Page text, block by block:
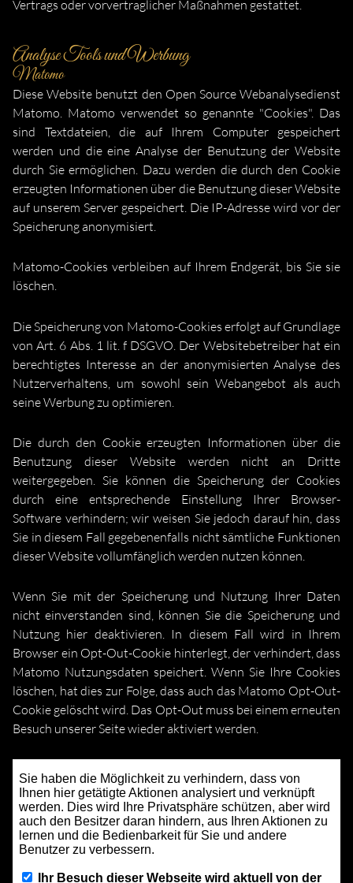
Vertrags oder vorvertraglicher Maßnahmen gestattet.
Analyse Tools und Werbung
Matomo
Diese Website benutzt den Open Source Webanalysedienst
Matomo. Matomo verwendet so genannte "Cookies". Das
sind Textdateien, die auf Ihrem Computer gespeichert
werden und die eine Analyse der Benutzung der Website
durch Sie ermöglichen. Dazu werden die durch den Cookie
erzeugten Informationen über die Benutzung dieser Website
auf unserem Server gespeichert. Die IP-Adresse wird vor der
Speicherung anonymisiert.
Matomo-Cookies verbleiben auf Ihrem Endgerät, bis Sie sie
löschen.
Die Speicherung von Matomo-Cookies erfolgt auf Grundlage
von Art. 6 Abs. 1 lit. f DSGVO. Der Websitebetreiber hat ein
berechtigtes Interesse an der anonymisierten Analyse des
Nutzerverhaltens, um sowohl sein Webangebot als auch
seine Werbung zu optimieren.
Die durch den Cookie erzeugten Informationen über die
Benutzung dieser Website werden nicht an Dritte
weitergegeben. Sie können die Speicherung der Cookies
durch eine entsprechende Einstellung Ihrer Browser-
Software verhindern; wir weisen Sie jedoch darauf hin, dass
Sie in diesem Fall gegebenenfalls nicht sämtliche Funktionen
dieser Website vollumfänglich werden nutzen können.
Wenn Sie mit der Speicherung und Nutzung Ihrer Daten
nicht einverstanden sind, können Sie die Speicherung und
Nutzung hier deaktivieren. In diesem Fall wird in Ihrem
Browser ein Opt-Out-Cookie hinterlegt, der verhindert, dass
Matomo Nutzungsdaten speichert. Wenn Sie Ihre Cookies
löschen, hat dies zur Folge, dass auch das Matomo Opt-Out-
Cookie gelöscht wird. Das Opt-Out muss bei einem erneuten
Besuch unserer Seite wieder aktiviert werden.